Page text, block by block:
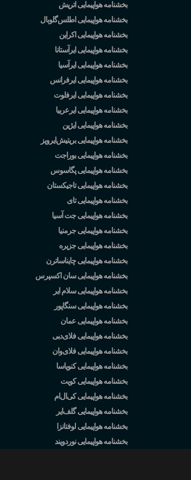
بخشنامه هواپیمایی اتریش
بخشنامه هواپیمایی اطلسگلوبال
بخشنامه هواپیمایی اکراین
بخشنامه هواپیمایی ایرآستانا
بخشنامه هواپیمایی ایرآسیا
بخشنامه هواپیمایی ایرفرانس
بخشنامه هواپیمایی ایرفلوت
بخشنامه هواپیمایی ایرعربیا
بخشنامه هواپیمایی ایژین
بخشنامه هواپیمایی بریتیشایرویز
بخشنامه هواپیمایی بوراجت
بخشنامه هواپیمایی پگاسوس
بخشنامه هواپیمایی تاجیکستان
بخشنامه هواپیمایی تای
بخشنامه هواپیمایی جت آسیا
بخشنامه هواپیمایی جرمنیا
بخشنامه هواپیمایی جزیره
بخشنامه هواپیمایی چایناساترن
بخشنامه هواپیمایی سان اکسپرس
بخشنامه هواپیمایی سلام ایر
بخشنامه هواپیمایی سنگاپور
بخشنامه هواپیمایی عمان
بخشنامه هواپیمایی فلایدبی
بخشنامه هواپیمایی فلایوان
بخشنامه هواپیمایی کنویاسا
بخشنامه هواپیمایی کویت
بخشنامه هواپیمایی کی الام
بخشنامه هواپیمایی گلفایر
بخشنامه هواپیمایی لوفتانزا
بخشنامه هواپیمایی نوردویند